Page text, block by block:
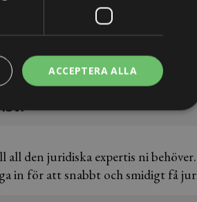
hälften av timmarna vidare till
den juridiska expertis ni
in för att snabbt och smidigt få
ACCEPTERA ALLA